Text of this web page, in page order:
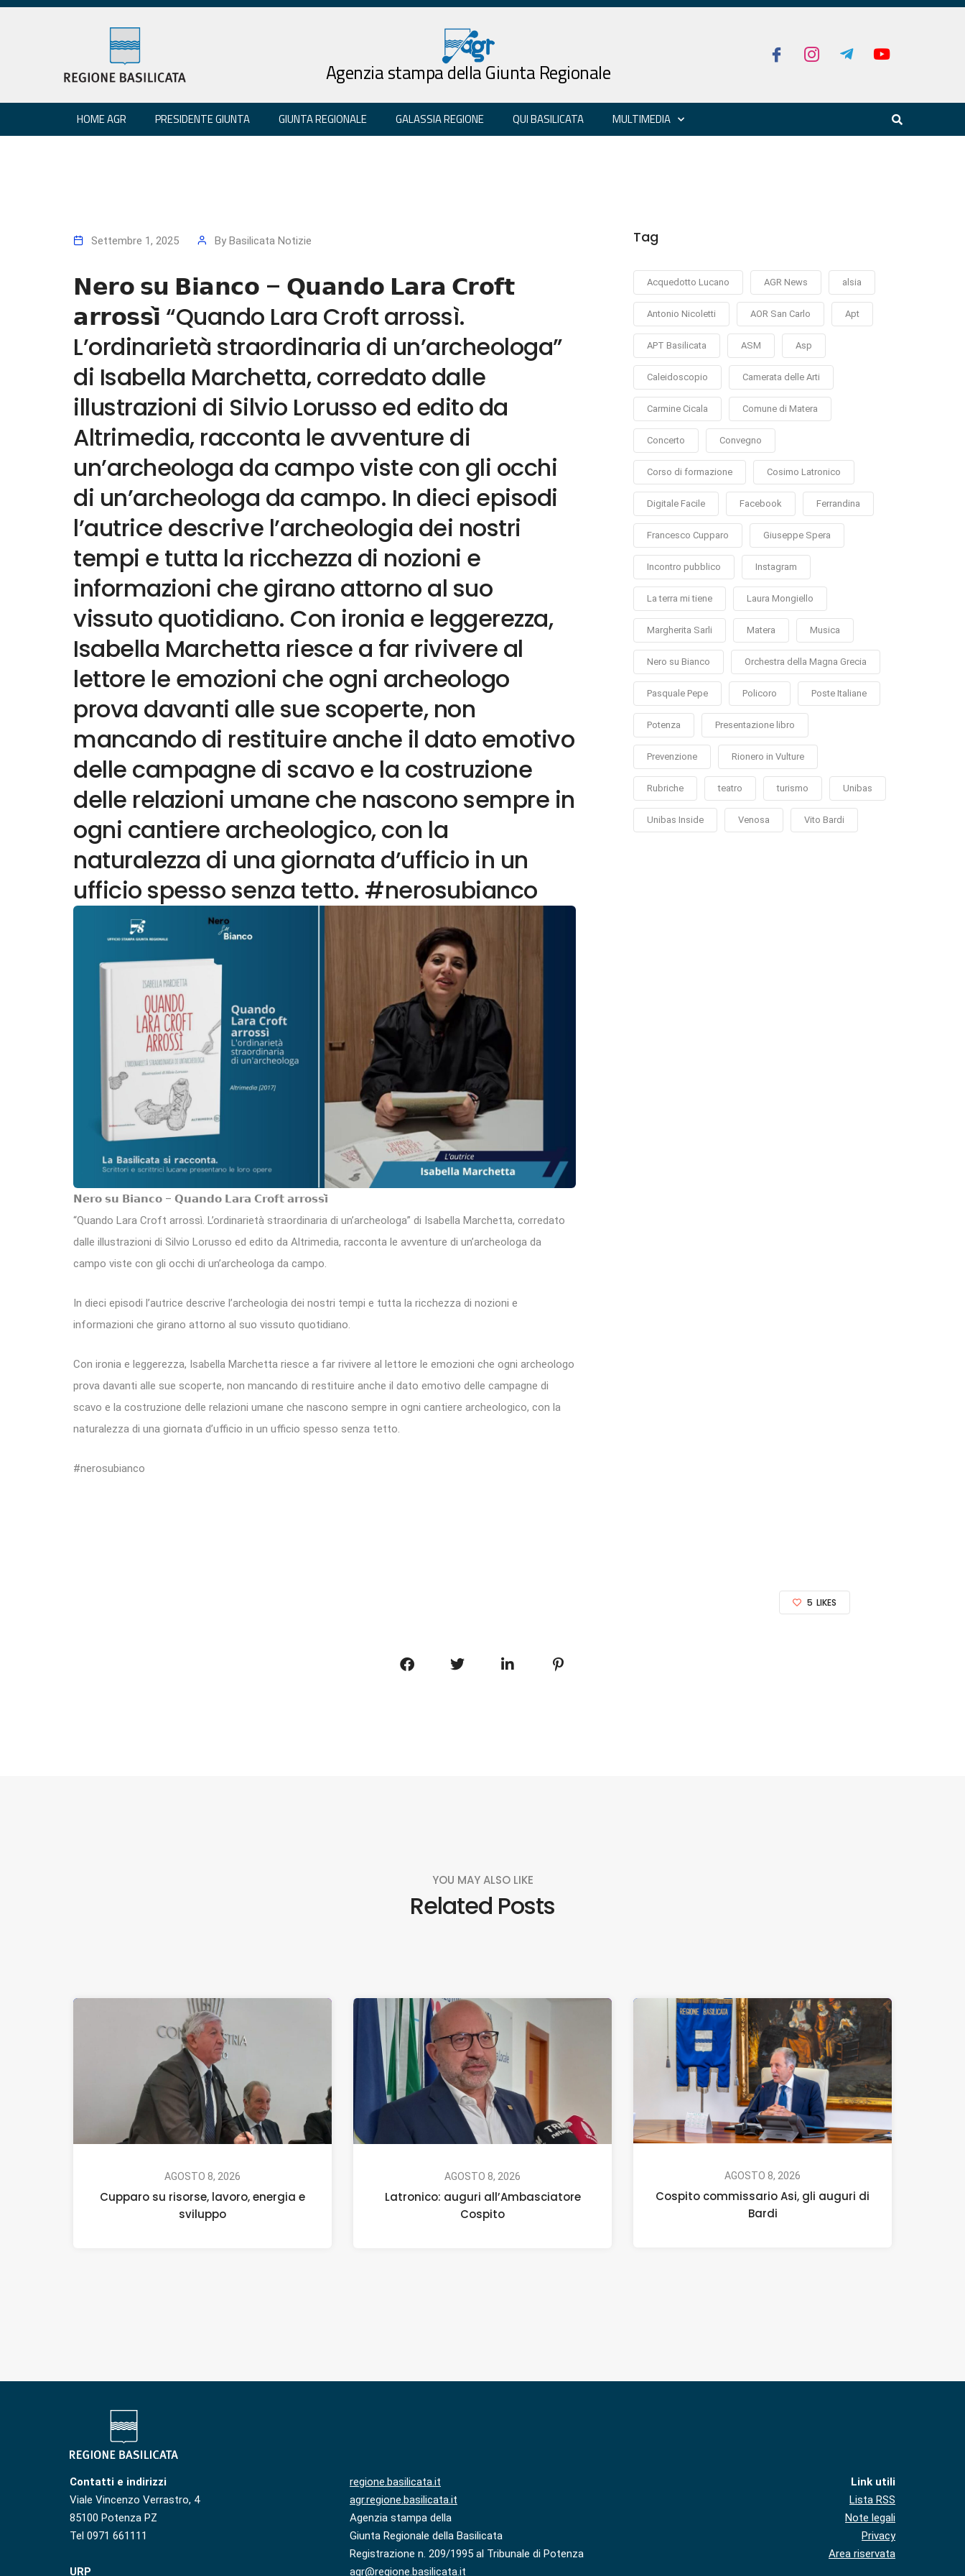
Agenzia stampa della Giunta Regionale
HOME AGR PRESIDENTE GIUNTA GIUNTA REGIONALE GALASSIA REGIONE QUI BASILICATA MULTIMEDIA
Settembre 1, 2025 By Basilicata Notizie
𝗡𝗲𝗿𝗼 𝘀𝘂 𝗕𝗶𝗮𝗻𝗰𝗼 – 𝗤𝘂𝗮𝗻𝗱𝗼 𝗟𝗮𝗿𝗮 𝗖𝗿𝗼𝗳𝘁
𝗮𝗿𝗿𝗼𝘀𝘀𝗶̀ “Quando Lara Croft arrossì.
L’ordinarietà straordinaria di un’archeologa”
di Isabella Marchetta, corredato dalle
illustrazioni di Silvio Lorusso ed edito da
Altrimedia, racconta le avventure di
un’archeologa da campo viste con gli occhi
di un’archeologa da campo. In dieci episodi
l’autrice descrive l’archeologia dei nostri
tempi e tutta la ricchezza di nozioni e
informazioni che girano attorno al suo
vissuto quotidiano. Con ironia e leggerezza,
Isabella Marchetta riesce a far rivivere al
lettore le emozioni che ogni archeologo
prova davanti alle sue scoperte, non
mancando di restituire anche il dato emotivo
delle campagne di scavo e la costruzione
delle relazioni umane che nascono sempre in
ogni cantiere archeologico, con la
naturalezza di una giornata d’ufficio in un
ufficio spesso senza tetto. #nerosubianco
𝗡𝗲𝗿𝗼 𝘀𝘂 𝗕𝗶𝗮𝗻𝗰𝗼 – 𝗤𝘂𝗮𝗻𝗱𝗼 𝗟𝗮𝗿𝗮 𝗖𝗿𝗼𝗳𝘁 𝗮𝗿𝗿𝗼𝘀𝘀𝗶̀
“Quando Lara Croft arrossì. L’ordinarietà straordinaria di un’archeologa” di Isabella Marchetta, corredato
dalle illustrazioni di Silvio Lorusso ed edito da Altrimedia, racconta le avventure di un’archeologa da
campo viste con gli occhi di un’archeologa da campo.
In dieci episodi l’autrice descrive l’archeologia dei nostri tempi e tutta la ricchezza di nozioni e
informazioni che girano attorno al suo vissuto quotidiano.
Con ironia e leggerezza, Isabella Marchetta riesce a far rivivere al lettore le emozioni che ogni archeologo
prova davanti alle sue scoperte, non mancando di restituire anche il dato emotivo delle campagne di
scavo e la costruzione delle relazioni umane che nascono sempre in ogni cantiere archeologico, con la
naturalezza di una giornata d’ufficio in un ufficio spesso senza tetto.
#nerosubianco
Tag
Acquedotto Lucano AGR News alsia
Antonio Nicoletti AOR San Carlo Apt
APT Basilicata ASM Asp
Caleidoscopio Camerata delle Arti
Carmine Cicala Comune di Matera
Concerto Convegno
Corso di formazione Cosimo Latronico
Digitale Facile Facebook Ferrandina
Francesco Cupparo Giuseppe Spera
Incontro pubblico Instagram
La terra mi tiene Laura Mongiello
Margherita Sarli Matera Musica
Nero su Bianco Orchestra della Magna Grecia
Pasquale Pepe Policoro Poste Italiane
Potenza Presentazione libro
Prevenzione Rionero in Vulture
Rubriche teatro turismo Unibas
Unibas Inside Venosa Vito Bardi
5 LIKES
YOU MAY ALSO LIKE
Related Posts
AGOSTO 8, 2026
Cupparo su risorse, lavoro, energia e
sviluppo
AGOSTO 8, 2026
Latronico: auguri all’Ambasciatore
Cospito
AGOSTO 8, 2026
Cospito commissario Asi, gli auguri di
Bardi
Contatti e indirizzi
Viale Vincenzo Verrastro, 4
85100 Potenza PZ
Tel 0971 661111
URP
regione.basilicata.it
agr.regione.basilicata.it
Agenzia stampa della
Giunta Regionale della Basilicata
Registrazione n. 209/1995 al Tribunale di Potenza
agr@regione.basilicata.it
Link utili
Lista RSS
Note legali
Privacy
Area riservata